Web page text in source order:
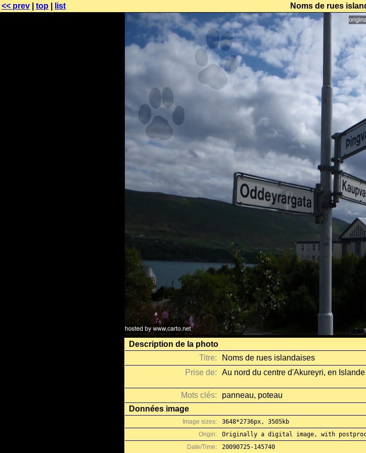
<< prev top list Noms de rues
Description de la photo
Titre:
Noms de rues islandaises
Prise de:
Au nord du centre d'Akureyri, en
Mots clés:
panneau, poteau
Données image
Image sizes:
3648*2736px, 3505kb
Origin:
Originally a digital image, with
Date/Time:
20090725-145740